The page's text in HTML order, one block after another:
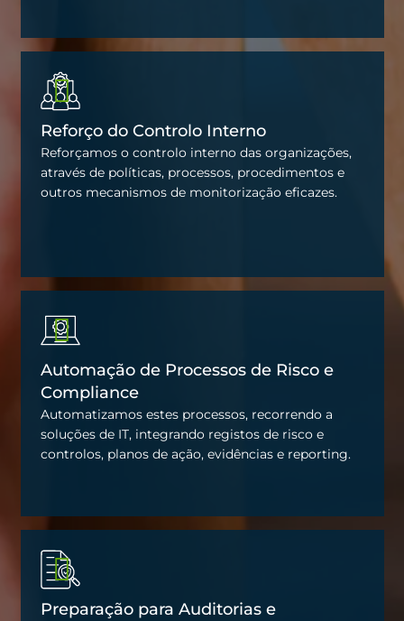
Reforço do Controlo Interno
Reforçamos o controlo interno das organizações,
através de políticas, processos, procedimentos e
outros mecanismos de monitorização eficazes.
Automação de Processos de Risco e
Compliance
Automatizamos estes processos, recorrendo a
soluções de IT, integrando registos de risco e
controlos, planos de ação, evidências e reporting.
Preparação para Auditorias e